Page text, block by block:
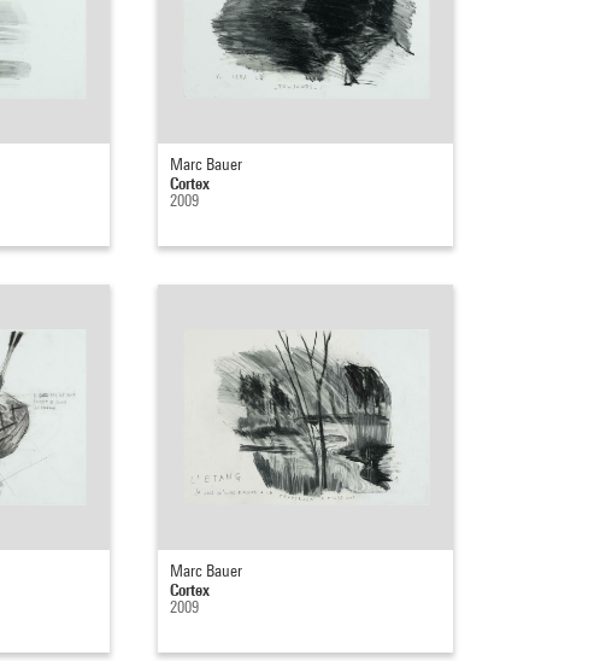
Marc Bauer
Cortex
2009
Marc Bauer
Cortex
2009